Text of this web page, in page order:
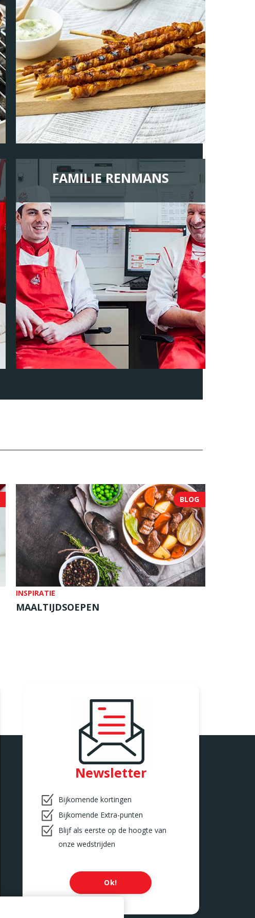
FAMILIE RENMANS
BLOG
INSPIRATIE
MAALTIJDSOEPEN
Newsletter
Bijkomende kortingen
Bijkomende Extra-punten
Blijf als eerste op de hoogte van
onze wedstrijden
Ok!